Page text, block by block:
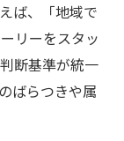
ば、「地域で
リーをスタッ
断基準が統一
ばらつきや属